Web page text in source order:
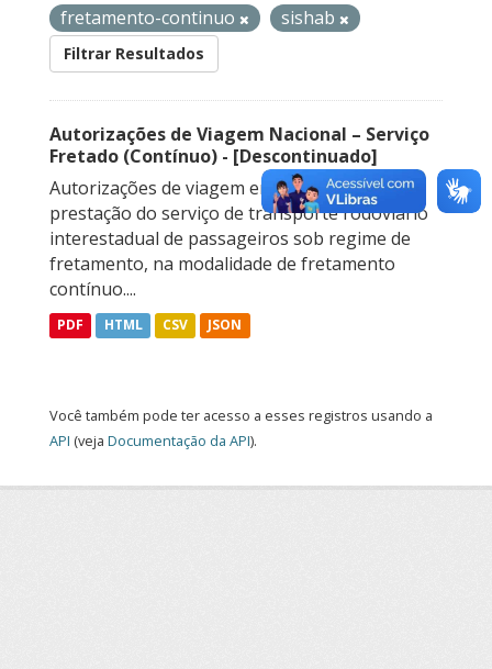
fretamento-continuo
sishab
Filtrar Resultados
Autorizações de Viagem Nacional – Serviço
Fretado (Contínuo) - [Descontinuado]
Autorizações de viagem emitidas para a
prestação do serviço de transporte rodoviário
interestadual de passageiros sob regime de
fretamento, na modalidade de fretamento
contínuo....
PDF HTML CSV JSON
Você também pode ter acesso a esses registros usando a
API (veja Documentação da API).